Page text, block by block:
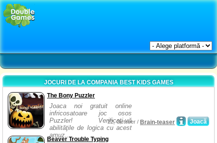
JOCURI DE LA COMPANIA BEST KIDS GAMES
The Bony Puzzler
Joaca noi gratuit online
infricosatoare joc osos
Puzzler! Verificaţi-vă
abilităţile de logica cu acest
amuz...
Joacă
22, October / Brain-teaser
Beaver Trouble Typing